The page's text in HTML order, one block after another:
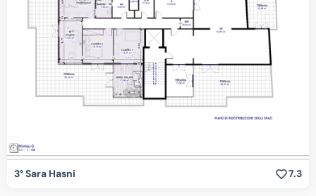
3° Sara Hasni 7.3